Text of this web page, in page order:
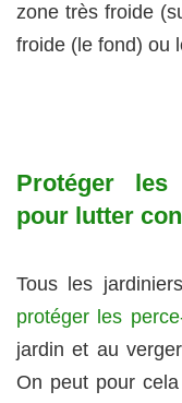
zone très froide
froide (le fond) ou
Protéger les
pour lutter
Tous les
protéger les
jardin et au
On peut pour